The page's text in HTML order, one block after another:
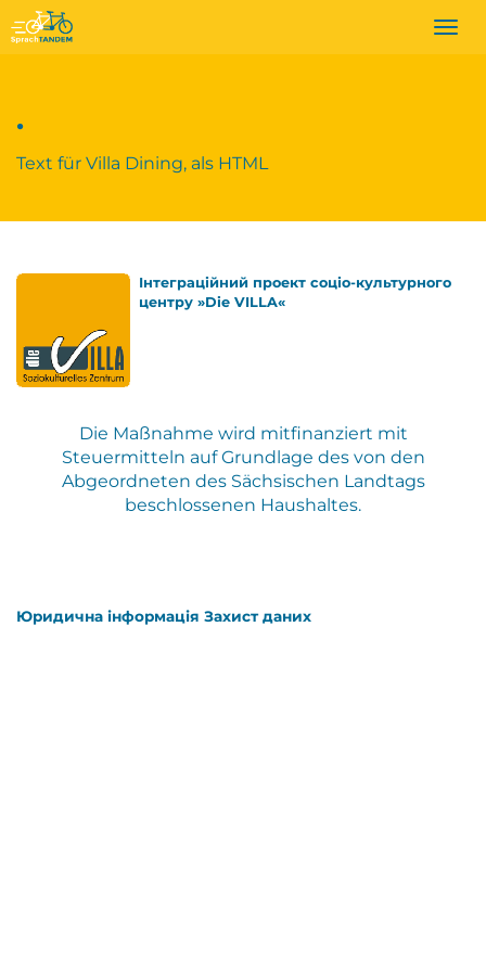
.
Text für Villa Dining, als HTML
Інтеграційний проект соціо-культурного
центру »Die VILLA«
Die Maßnahme wird mitfinanziert mit
Steuermitteln auf Grundlage des von den
Abgeordneten des Sächsischen Landtags
beschlossenen Haushaltes.
Юридична інформація Захист даних